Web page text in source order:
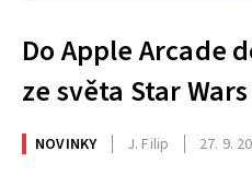
Do Apple Arcade
ze světa Star Wars
NOVINKY J. Filip 27. 9.